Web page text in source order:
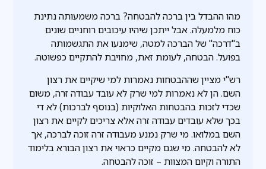
מהו ההבדל בין ברכה להבטחה? ברכה משמעותה נתינת
כוח מלמעלה. אבל ייתכן שיהיו עיכובים רוחניים שונים
ב"דרכה" של הברכה למטה, שימנעו את התגשמותה
בפועל. הבטחה, לעומת זאת, מחויבת להתקיים כפשוטה.
רש"י מציין שההבטחות נאמרות למי שיקיים את רצון
השם. הן לא נאמרות למי שרק לא עובד עבודה זרה, משום
שכדי לזכות בהבטחות האלוקיות (בנוסף לברכות) לא די
בכך שלא עובדים עבודה זרה אלא צריכים לקיים את רצון
השם במלואו. מי שרק נמנע מעבודה זרה זוכה לברכה, אך
לא להבטחה. מי שגם מקיים כראוי את רצון הבורא בלימוד
התורה וקיום המצוות – זוכה להבטחה.